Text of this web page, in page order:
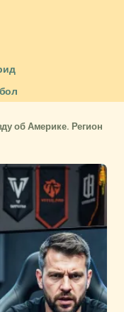
об Америке. Регион